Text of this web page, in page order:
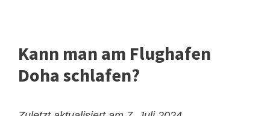
Kann man am Flughafen
Doha schlafen?